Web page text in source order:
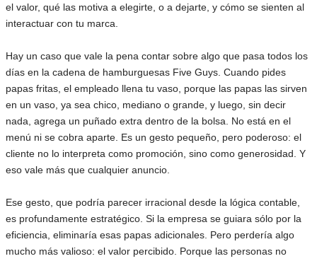
el valor, qué las motiva a elegirte, o a dejarte, y cómo se sienten al
interactuar con tu marca.
Hay un caso que vale la pena contar sobre algo que pasa todos los
días en la cadena de hamburguesas Five Guys. Cuando pides
papas fritas, el empleado llena tu vaso, porque las papas las sirven
en un vaso, ya sea chico, mediano o grande, y luego, sin decir
nada, agrega un puñado extra dentro de la bolsa. No está en el
menú ni se cobra aparte. Es un gesto pequeño, pero poderoso: el
cliente no lo interpreta como promoción, sino como generosidad. Y
eso vale más que cualquier anuncio.
Ese gesto, que podría parecer irracional desde la lógica contable,
es profundamente estratégico. Si la empresa se guiara sólo por la
eficiencia, eliminaría esas papas adicionales. Pero perdería algo
mucho más valioso: el valor percibido. Porque las personas no